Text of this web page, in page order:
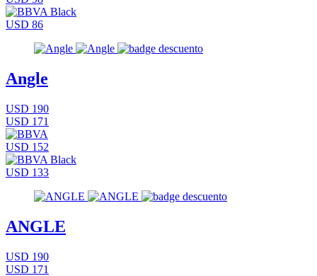
USD 86
Angle
USD 190
USD 171
USD 152
USD 133
ANGLE
USD 190
USD 171